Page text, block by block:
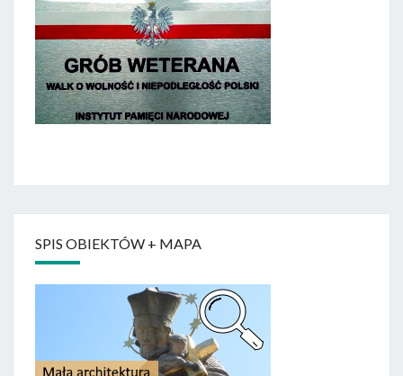
SPIS OBIEKTÓW + MAPA